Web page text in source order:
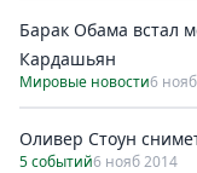
Барак Обама встал
Кардашьян
Мировые новости6
Оливер Стоун
5 событий6 нояб 2014